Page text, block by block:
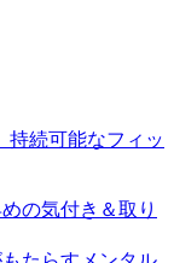
持続可能なフィッ
の気付き＆取り